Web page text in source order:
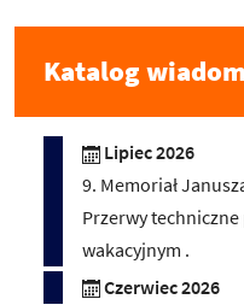
Katalog
Lipiec 2026
9. Memoriał
Przerwy
wakacyjnym .
Czerwiec 2026